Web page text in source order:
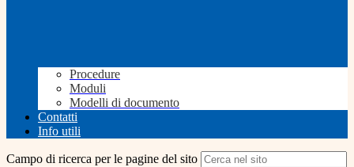
Procedure
Moduli
Modelli di documento
Contatti
Info utili
Campo di ricerca per le pagine del sito